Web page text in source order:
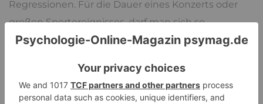
Regressionen. Für die Dauer eines Konzerts oder
großen Sportereignisses, darf man sich so
benehmen, wie man es im Büro nicht tun sollte.
Leute umarmen, all das ist für ein paar Stunden
völlig okay und bereits auf der Rückreise